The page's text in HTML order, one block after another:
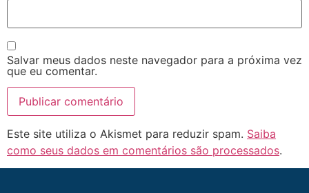
Salvar meus dados neste navegador para a próxima vez
que eu comentar.
Este site utiliza o Akismet para reduzir spam. Saiba
como seus dados em comentários são processados.